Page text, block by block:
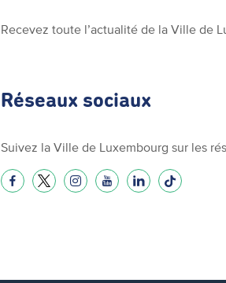
Recevez toute l’actualité de la Ville de
Réseaux sociaux
Suivez la Ville de Luxembourg sur les